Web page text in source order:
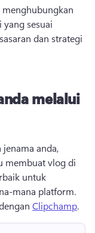
sesuai
dan strategi
melalui
anda,
membuat vlog di
untuk
mana platform.
Clipchamp.